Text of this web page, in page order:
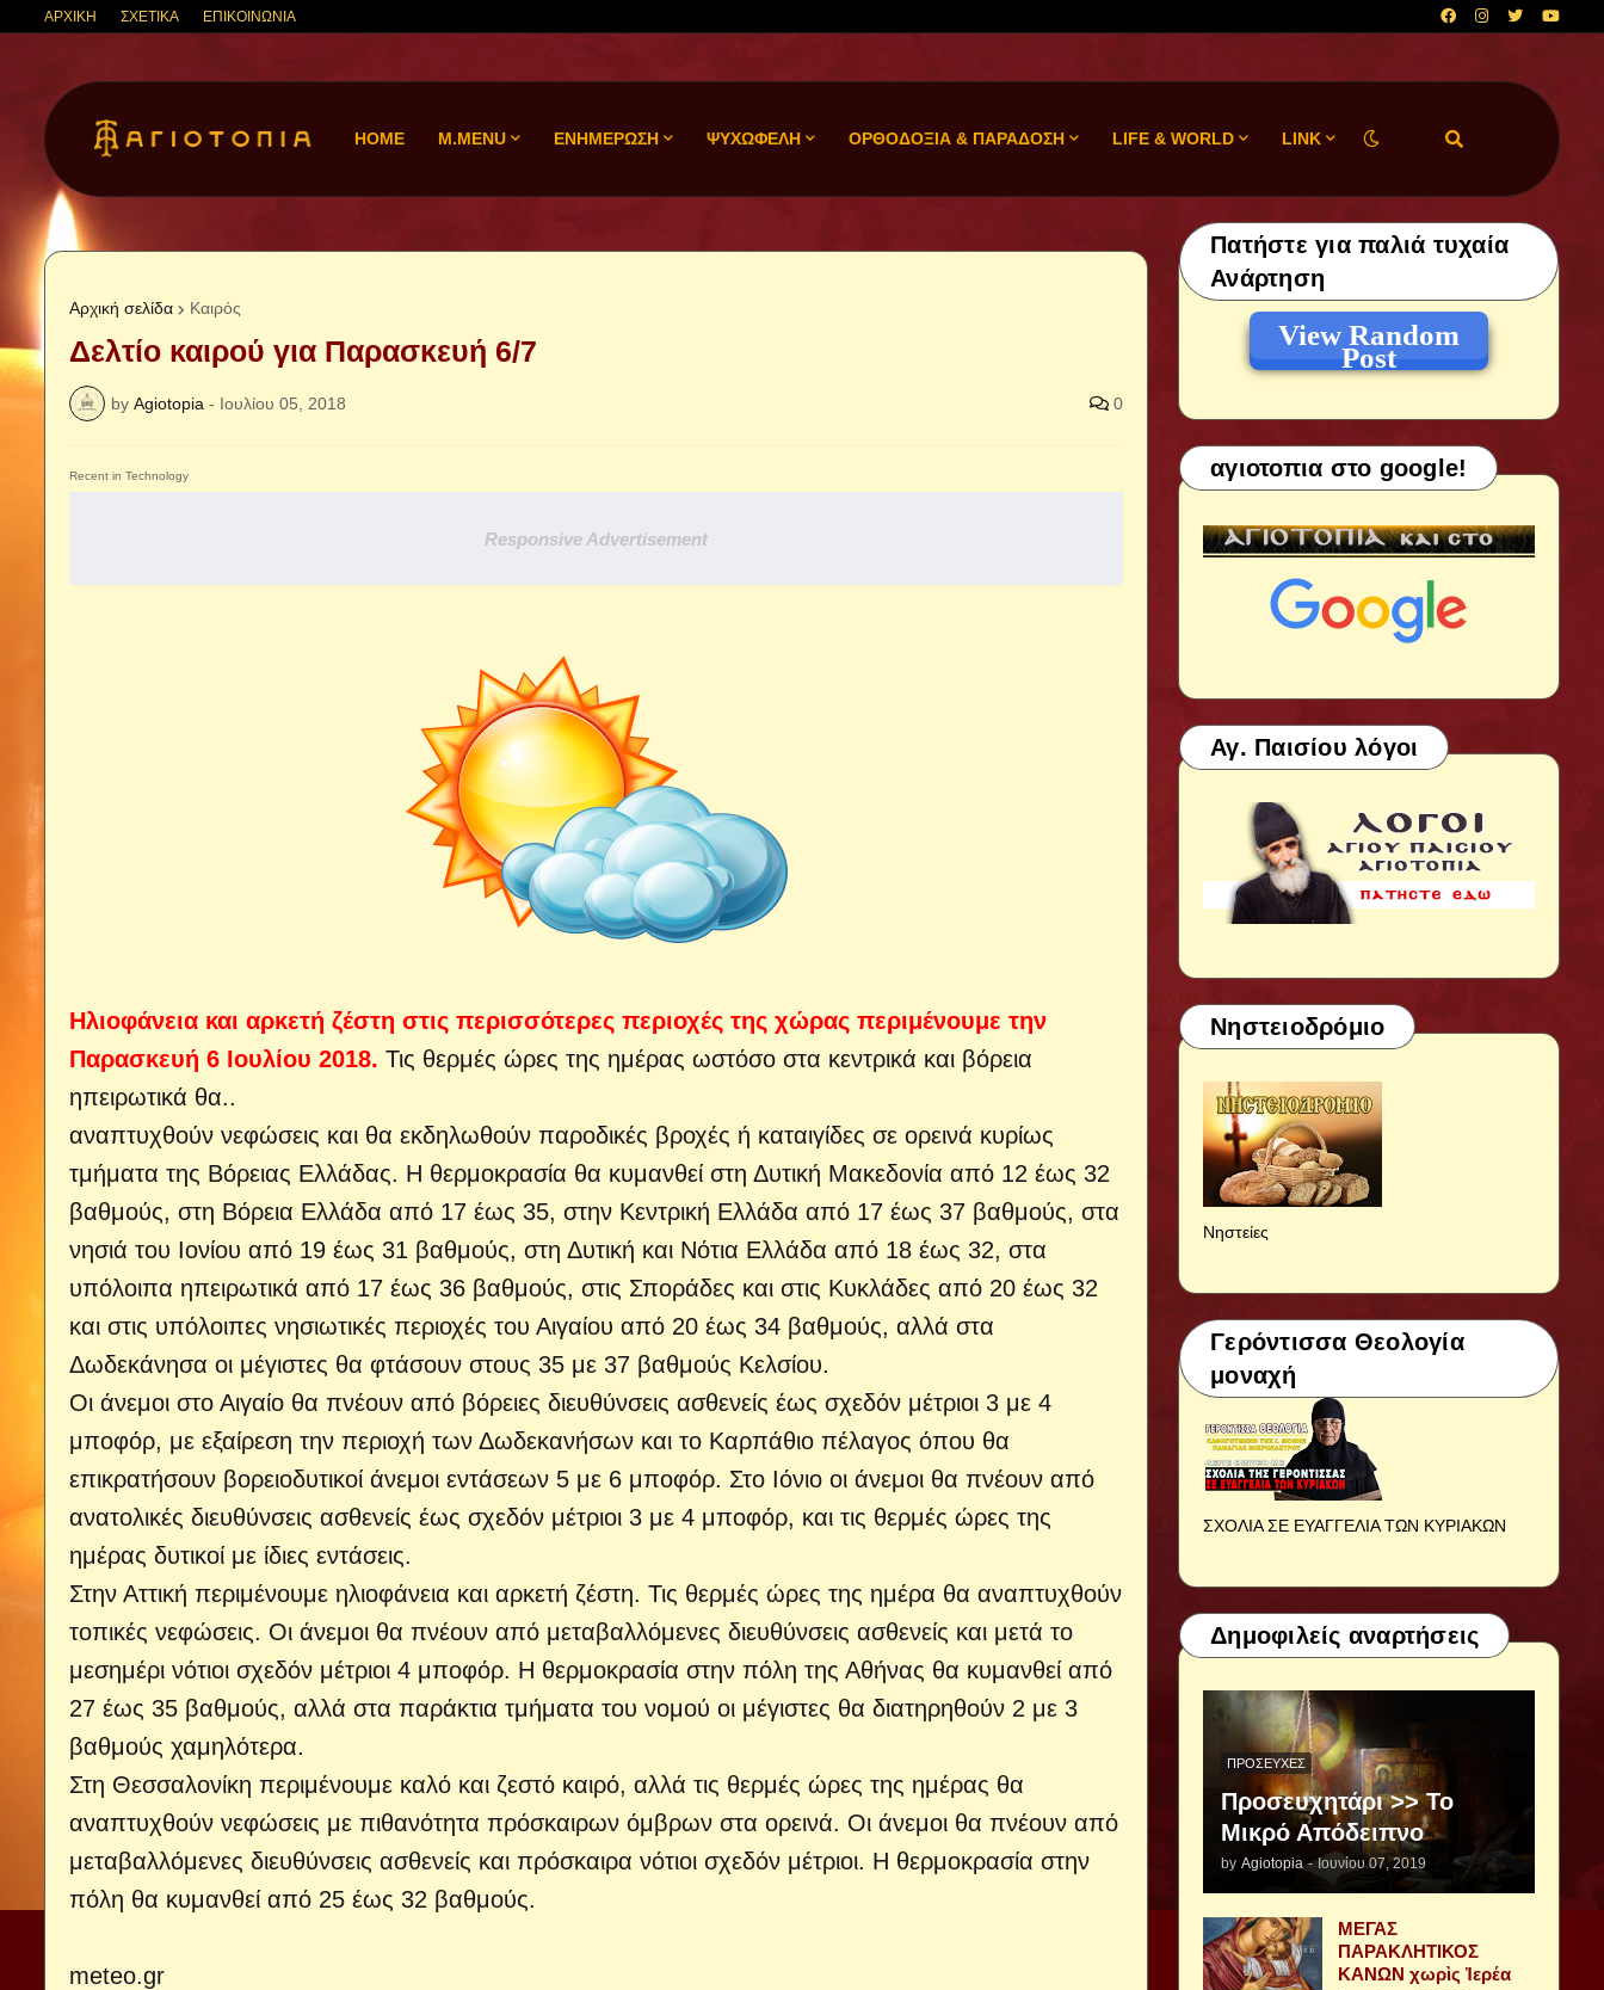
ΑΡΧΙΚΗ ΣΧΕΤΙΚΑ ΕΠΙΚΟΙΝΩΝΙΑ
HOME M.MENU ΕΝΗΜΕΡΩΣΗ ΨΥΧΩΦΕΛΗ ΟΡΘΟΔΟΞΙΑ & ΠΑΡΑΔΟΣΗ LIFE & WORLD LINK
Αρχική σελίδα Καιρός
Δελτίο καιρού για Παρασκευή 6/7
by Agiotopia - Ιουλίου 05, 2018 0
Recent in Technology
Responsive Advertisement
Ηλιοφάνεια και αρκετή ζέστη στις περισσότερες περιοχές της χώρας περιμένουμε την
Παρασκευή 6 Ιουλίου 2018. Τις θερμές ώρες της ημέρας ωστόσο στα κεντρικά και βόρεια
ηπειρωτικά θα..
αναπτυχθούν νεφώσεις και θα εκδηλωθούν παροδικές βροχές ή καταιγίδες σε ορεινά κυρίως
τμήματα της Βόρειας Ελλάδας. Η θερμοκρασία θα κυμανθεί στη Δυτική Μακεδονία από 12 έως 32
βαθμούς, στη Βόρεια Ελλάδα από 17 έως 35, στην Κεντρική Ελλάδα από 17 έως 37 βαθμούς, στα
νησιά του Ιονίου από 19 έως 31 βαθμούς, στη Δυτική και Νότια Ελλάδα από 18 έως 32, στα
υπόλοιπα ηπειρωτικά από 17 έως 36 βαθμούς, στις Σποράδες και στις Κυκλάδες από 20 έως 32
και στις υπόλοιπες νησιωτικές περιοχές του Αιγαίου από 20 έως 34 βαθμούς, αλλά στα
Δωδεκάνησα οι μέγιστες θα φτάσουν στους 35 με 37 βαθμούς Κελσίου.
Οι άνεμοι στο Αιγαίο θα πνέουν από βόρειες διευθύνσεις ασθενείς έως σχεδόν μέτριοι 3 με 4
μποφόρ, με εξαίρεση την περιοχή των Δωδεκανήσων και το Καρπάθιο πέλαγος όπου θα
επικρατήσουν βορειοδυτικοί άνεμοι εντάσεων 5 με 6 μποφόρ. Στο Ιόνιο οι άνεμοι θα πνέουν από
ανατολικές διευθύνσεις ασθενείς έως σχεδόν μέτριοι 3 με 4 μποφόρ, και τις θερμές ώρες της
ημέρας δυτικοί με ίδιες εντάσεις.
Στην Αττική περιμένουμε ηλιοφάνεια και αρκετή ζέστη. Τις θερμές ώρες της ημέρα θα αναπτυχθούν
τοπικές νεφώσεις. Οι άνεμοι θα πνέουν από μεταβαλλόμενες διευθύνσεις ασθενείς και μετά το
μεσημέρι νότιοι σχεδόν μέτριοι 4 μποφόρ. Η θερμοκρασία στην πόλη της Αθήνας θα κυμανθεί από
27 έως 35 βαθμούς, αλλά στα παράκτια τμήματα του νομού οι μέγιστες θα διατηρηθούν 2 με 3
βαθμούς χαμηλότερα.
Στη Θεσσαλονίκη περιμένουμε καλό και ζεστό καιρό, αλλά τις θερμές ώρες της ημέρας θα
αναπτυχθούν νεφώσεις με πιθανότητα πρόσκαιρων όμβρων στα ορεινά. Οι άνεμοι θα πνέουν από
μεταβαλλόμενες διευθύνσεις ασθενείς και πρόσκαιρα νότιοι σχεδόν μέτριοι. Η θερμοκρασία στην
πόλη θα κυμανθεί από 25 έως 32 βαθμούς.
meteo.gr
Πατήστε για παλιά τυχαία
Ανάρτηση
View Random
Post
αγιοτοπια στο google!
Αγ. Παισίου λόγοι
Νηστειοδρόμιο
Νηστείες
Γερόντισσα Θεολογία
μοναχή
ΣΧΟΛΙΑ ΣΕ ΕΥΑΓΓΕΛΙΑ ΤΩΝ ΚΥΡΙΑΚΩΝ
Δημοφιλείς αναρτήσεις
ΠΡΟΣΕΥΧΈΣ
Προσευχητάρι >> Το
Μικρό Απόδειπνο
by Agiotopia - Ιουνίου 07, 2019
ΜΕΓΑΣ
ΠΑΡΑΚΛΗΤΙΚΟΣ
ΚΑΝΩΝ χωρὶς Ἱερέα